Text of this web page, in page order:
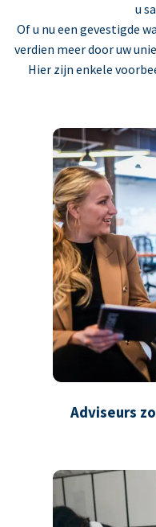
u
Of u nu een gevestigde
verdien meer door uw
Hier zijn enkele
Adviseurs